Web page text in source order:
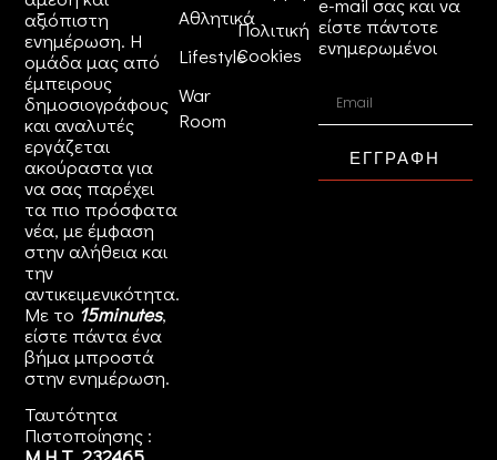
αξιόπιστη
ενημέρωση. Η
ομάδα μας από
έμπειρους
δημοσιογράφους
και αναλυτές
εργάζεται
ακούραστα για
να σας παρέχει
τα πιο πρόσφατα
νέα, με έμφαση
στην αλήθεια και
την
αντικειμενικότητα.
Με το 15minutes,
είστε πάντα ένα
βήμα μπροστά
στηνενημέρωση.
Ταυτότητα
Πιστοποίησης :
Αθλητικά
Lifestyle
War
Room
Πολιτική
Cookies
είστε πάντοτε
ενημερωμένοι
ΕΓΓΡΑΦΗ